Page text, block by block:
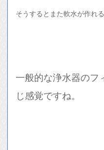
そうするとまた軟水が作れ
一般的な浄水器のフ
じ感覚ですね。